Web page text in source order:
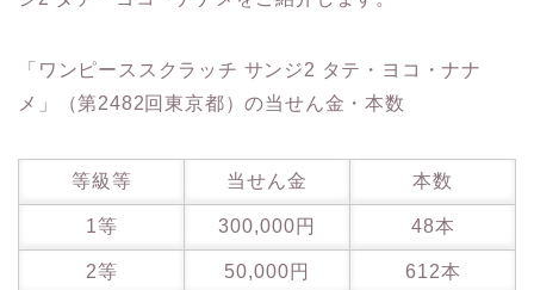
「ワンピーススクラッチ サンジ2 タテ・ヨコ・ナナ
メ」（第2482回東京都）の当せん金・本数
等級等 当せん金 本数
1等 300,000円 48本
2等 50,000円 612本